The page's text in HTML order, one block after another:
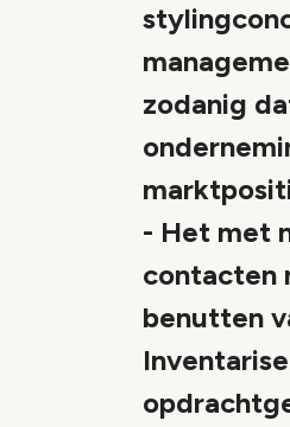
zodanig
- Het met
contacten
benutten